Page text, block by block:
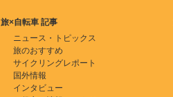
旅×自転車 記事
ニュース・トピックス
旅のおすすめ
サイクリングレポート
国外情報
インタビュー